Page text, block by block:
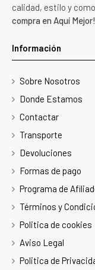
calidad, estilo y
compra en Aquí Mejor!
Información
Sobre Nosotros
Donde Estamos
Contactar
Transporte
Devoluciones
Formas de pago
Programa de
Términos y
Politica de cookies
Aviso Legal
Politica de